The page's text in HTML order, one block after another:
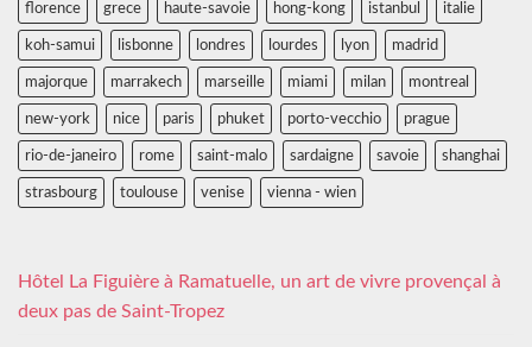
florence grece haute-savoie hong-kong istanbul italie
koh-samui lisbonne londres lourdes lyon madrid
majorque marrakech marseille miami milan montreal
new-york nice paris phuket porto-vecchio prague
rio-de-janeiro rome saint-malo sardaigne savoie shanghai
strasbourg toulouse venise vienna - wien
Hôtel La Figuière à Ramatuelle, un art de vivre provençal à
deux pas de Saint-Tropez